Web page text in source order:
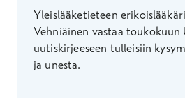
Yleislääketieteen
Vehniäinen vastaa toukokuun
uutiskirjeeseen tulleisiin
ja unesta.